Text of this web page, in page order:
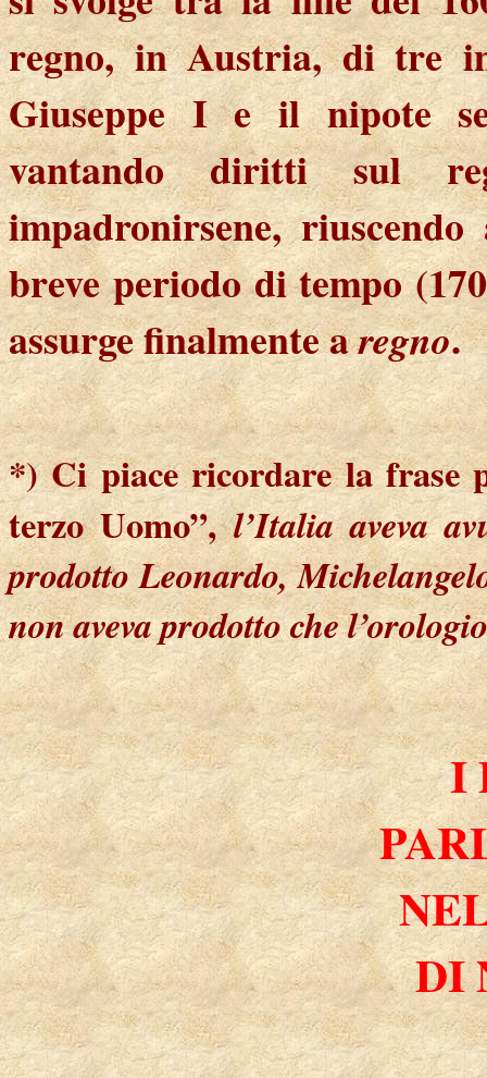
regno, in Austria, di tre
Giuseppe I e il nipote
vantando diritti sul
impadronirsene,
breve periodo di tempo
assurge finalmente aregno.
*) Ci piace ricordare la frase
terzo Uomo”,l’Italia aveva
prodotto Leonardo,
non aveva prodotto che
I
DI